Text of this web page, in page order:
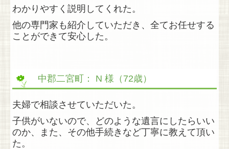
相談会・セミナー
無料相談会
お客さまの声
お知らせ
会社概要
わかりやすく説明してくれた。
他の専門家も紹介していただき、全てお任せする
ことができて安心した。
中郡二宮町： N 様（72歳）
夫婦で相談させていただいた。
子供がいないので、どのような遺言にしたらいい
のか、
また、その他手続きなど丁寧に教えて頂い
た。